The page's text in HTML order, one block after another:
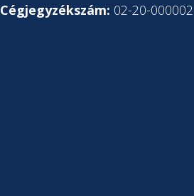
Cégjegyzékszám: 02-20-000002